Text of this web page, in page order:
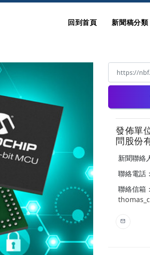
回到首頁 新聞稿分類
發佈單
問股份
新聞聯絡
聯絡電話
聯絡信箱：